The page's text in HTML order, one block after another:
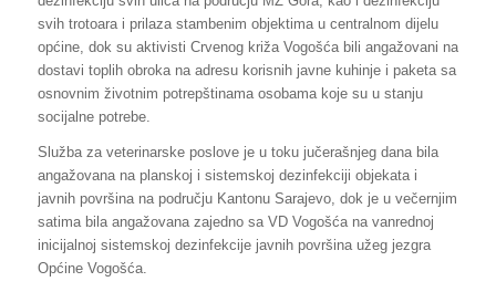
svih trotoara i prilaza stambenim objektima u centralnom dijelu
općine, dok su aktivisti Crvenog križa Vogošća bili angažovani na
dostavi toplih obroka na adresu korisnih javne kuhinje i paketa sa
osnovnim životnim potrepštinama osobama koje su u stanju
socijalne potrebe.
Služba za veterinarske poslove je u toku jučerašnjeg dana bila
angažovana na planskoj i sistemskoj dezinfekciji objekata i
javnih površina na području Kantonu Sarajevo, dok je u večernjim
satima bila angažovana zajedno sa VD Vogošća na vanrednoj
inicijalnoj sistemskoj dezinfekcije javnih površina užeg jezgra
Općine Vogošća.